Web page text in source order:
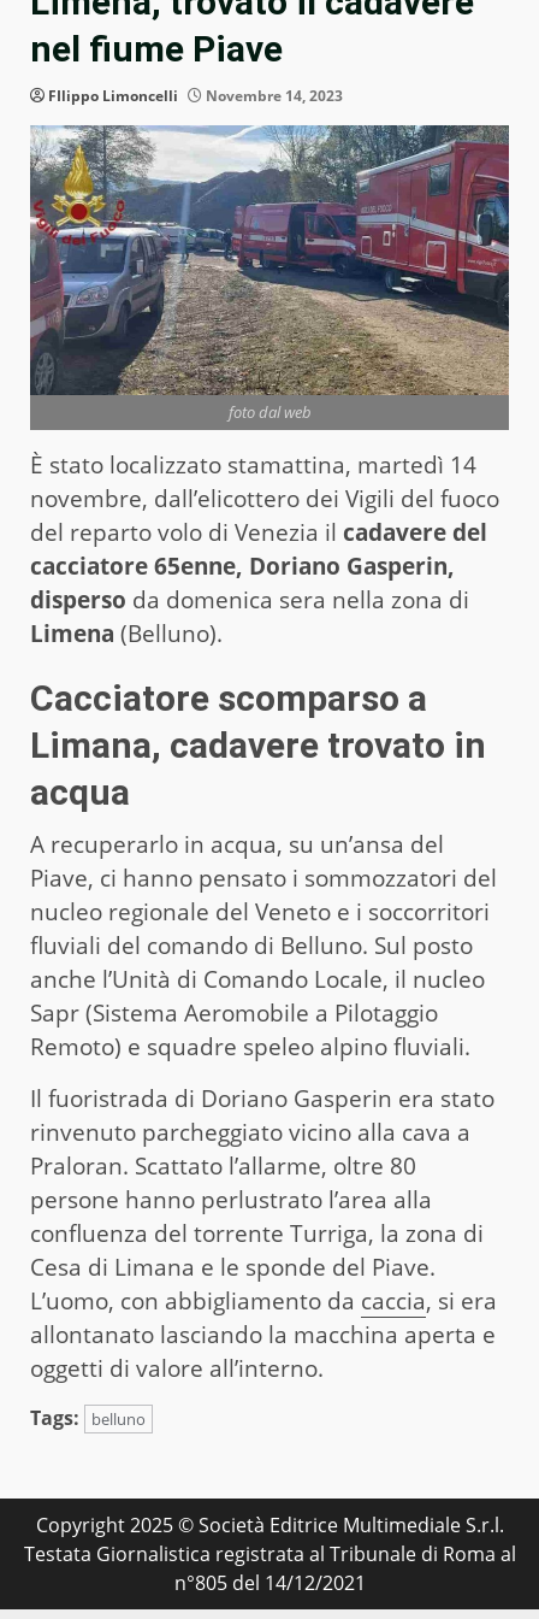
nel fiume Piave
FIlippo Limoncelli Novembre 14, 2023
foto dal web
È stato localizzato stamattina, martedì 14
novembre, dall’elicottero dei Vigili del fuoco
del reparto volo di Venezia il cadavere del
cacciatore 65enne, Doriano Gasperin,
disperso da domenica sera nella zona di
Limena (Belluno).
Cacciatore scomparso a
Limana, cadavere trovato in
acqua
A recuperarlo in acqua, su un’ansa del
Piave, ci hanno pensato i sommozzatori del
nucleo regionale del Veneto e i soccorritori
fluviali del comando di Belluno. Sul posto
anche l’Unità di Comando Locale, il nucleo
Sapr (Sistema Aeromobile a Pilotaggio
Remoto) e squadre speleo alpino fluviali.
Il fuoristrada di Doriano Gasperin era stato
rinvenuto parcheggiato vicino alla cava a
Praloran. Scattato l’allarme, oltre 80
persone hanno perlustrato l’area alla
confluenza del torrente Turriga, la zona di
Cesa di Limana e le sponde del Piave.
L’uomo, con abbigliamento da caccia, si era
allontanato lasciando la macchina aperta e
oggetti di valore all’interno.
Tags: belluno
Copyright 2025 © Società Editrice Multimediale S.r.l.
Testata Giornalistica registrata al Tribunale di Roma al
n°805 del 14/12/2021